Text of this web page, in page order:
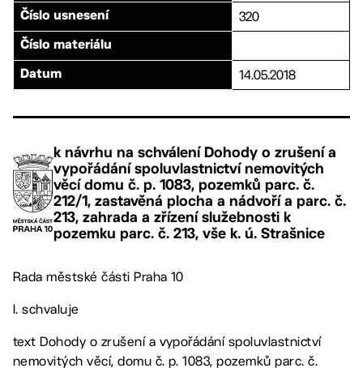
Číslo usnesení 320
Číslo materiálu
Datum 14.05.2018
k návrhu na schválení Dohody o zrušení a
vypořádání spoluvlastnictví nemovitých
věcí domu č. p. 1083, pozemků parc. č.
212/1, zastavěná plocha a nádvoří a parc. č.
213, zahrada a zřízení služebnosti k
pozemku parc. č. 213, vše k. ú. Strašnice
Rada městské části Praha 10
I. schvaluje
text Dohody o zrušení a vypořádání spoluvlastnictví
nemovitých věcí, domu č. p. 1083, pozemků parc. č.